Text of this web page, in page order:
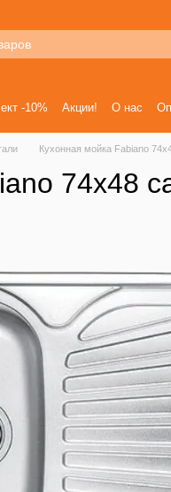
-10% Акции! О нас
Кухонная мойка Fabiano
74x48